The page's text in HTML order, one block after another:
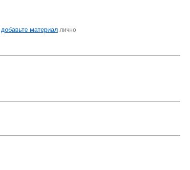
добавьте материал лично